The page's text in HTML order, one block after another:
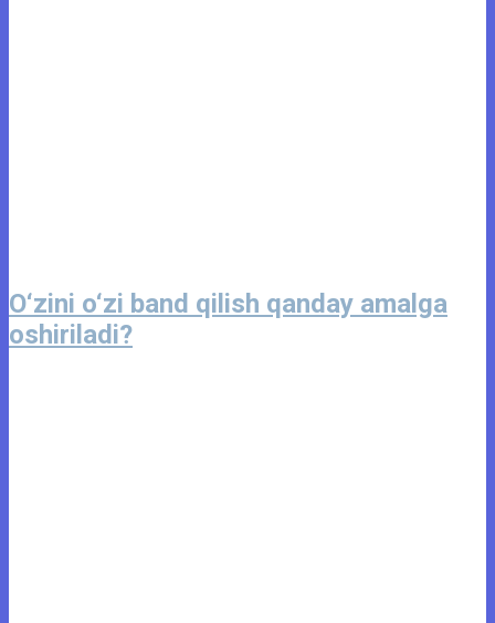
O‘zini o‘zi band qilish qanday amalga
oshiriladi?